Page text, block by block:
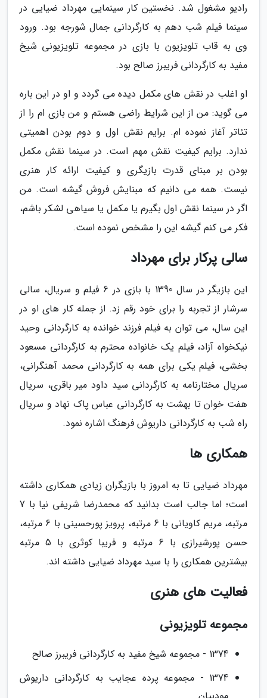
رادیو مشغول شد. نخستین کار سینمایی مهرداد ضیایی در
سینما فیلم شب دهم به کارگردانی جمال شورجه بود. ورود
وی به قاب تلویزیون با بازی در مجموعه تلویزیونی شیخ
مفید به کارگردانی فریبرز صالح بود.
او اغلب در نقش های مکمل دیده می گردد و او در این باره
می گوید: من از این شرایط راضی هستم و من بازی ام را از
تئاتر آغاز نموده ام. برایم نقش اول و دوم بودن اهمیتی
ندارد. برایم کیفیت نقش مهم است. در سینما نقش مکمل
بودن بر مبنای قدرت بازیگری و کیفیت ارائه کار هنری
نیست. همه می دانیم که مبنایش فروش گیشه است. من
اگر در سینما نقش اول بگیرم یا مکمل یا سیاهی لشکر باشم،
فکر می کنم گیشه این را مشخص نموده است.
سالی پرکار برای مهرداد
این بازیگر در سال 1390 با بازی در 6 فیلم و سریال، سالی
سرشار از تجربه را برای خود رقم زد. از جمله کار های او در
این سال، می توان به فیلم فرزند خوانده به کارگردانی وحید
نیکخواه آزاد، فیلم یک خانواده محترم به کارگردانی مسعود
بخشی، فیلم یکی برای همه به کارگردانی محمد آهنگرانی،
سریال مختارنامه به کارگردانی سید داود میر باقری، سریال
هفت خوان تا بهشت به کارگردانی عباس پاک نهاد و سریال
راه شب به کارگردانی داریوش فرهنگ اشاره نمود.
همکاری ها
مهرداد ضیایی تا به امروز با بازیگران زیادی همکاری داشته
است؛ اما جالب است بدانید که محمدرضا شریفی نیا با 7
مرتبه، مریم کاویانی با 6 مرتبه، پرویز پورحسینی با 6 مرتبه،
حسن پورشیرازی با 6 مرتبه و فریبا کوثری با 5 مرتبه
بیشترین همکاری را با سید مهرداد ضیایی داشته اند.
فعالیت های هنری
مجموعه تلویزیونی
1374 - مجموعه شیخ مفید به کارگردانی فریبرز صالح
1374 - مجموعه پرده عجایب به کارگردانی داریوش